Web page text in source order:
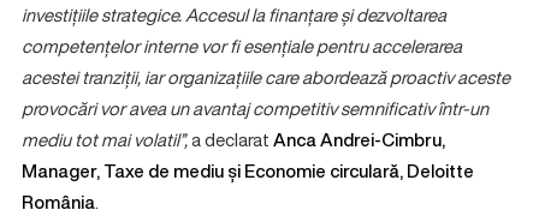
investițiile strategice. Accesul la finanțare și dezvoltarea
competențelor interne vor fi esențiale pentru accelerarea
acestei tranziții, iar organizațiile care abordează proactiv aceste
provocări vor avea un avantaj competitiv semnificativ într-un
mediu tot mai volatil”,a declaratAnca Andrei-Cimbru,
Manager, Taxe de mediu și Economie circulară, Deloitte
România.